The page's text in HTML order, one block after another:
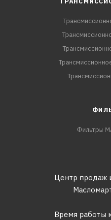
Фильтры
Центр продаж
Время работы